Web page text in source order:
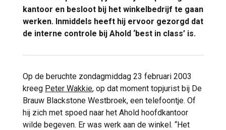
kantoor en besloot bij het winkelbedrijf te gaan
werken. Inmiddels heeft hij ervoor gezorgd dat
de interne controle bij Ahold ‘best in class’ is.
Op de beruchte zondagmiddag 23 februari 2003
kreeg Peter Wakkie, op dat moment topjurist bij De
Brauw Blackstone Westbroek, een telefoontje. Of
hij zich met spoed naar het Ahold hoofdkantoor
wilde begeven. Er was werk aan de winkel. “Het